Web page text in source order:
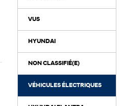
VUS
HYUNDAI
NON CLASSIFIÉ(E)
VÉHICULES ÉLECTRIQUES